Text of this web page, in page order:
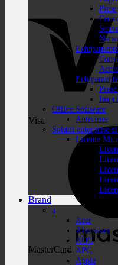
Visa
MasterCard
Piese
Office Software
Antivirus
Solutii enterprise si
Licente
Brand
a
Acer
Alienware
AOC
APC
Apple